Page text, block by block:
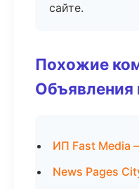
сайте.
Похожие
Объявления
ИП Fast Media
News Pages